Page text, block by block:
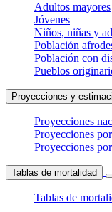
Adultos mayores
Jóvenes
Niños, niñas y
Población
Población con
Pueblos
Proyecciones y
Proyecciones
Proyecciones
Proyecciones
Tablas de mortalidad
Tablas de